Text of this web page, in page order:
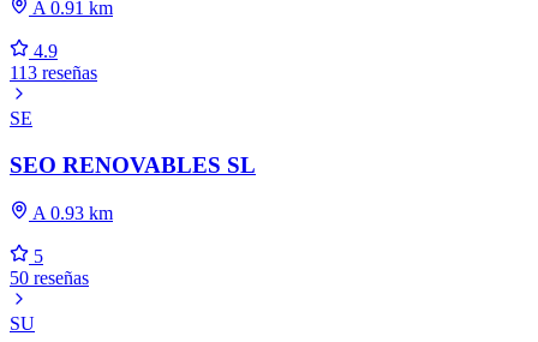
A 0.91 km
4.9
113 reseñas
SE
SEO RENOVABLES SL
A 0.93 km
5
50 reseñas
SU